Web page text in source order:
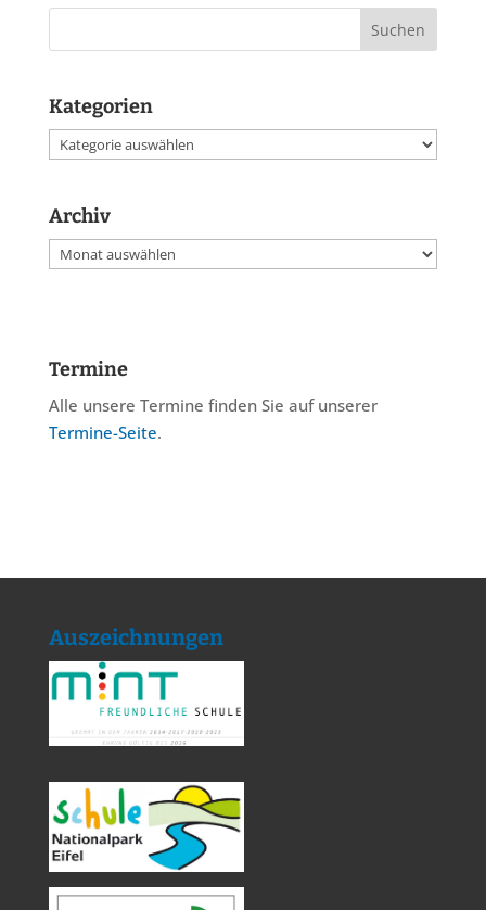
Kategorien
Kategorien
Archiv
Archiv
Termine
Alle unsere Termine finden Sie auf unserer
Termine-Seite.
Auszeichnungen